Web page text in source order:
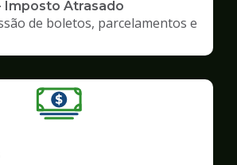
Imposto Atrasado
de boletos, parcelamentos e